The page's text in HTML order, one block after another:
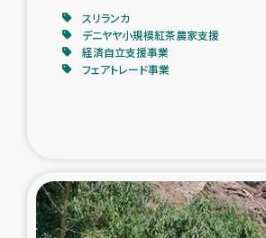
レバノンでのシリア難民への教
レバノンでのシリア難民・レバノン
石巻市街地在宅被災者
スリランカ
デニヤヤ小規模紅茶農家支援
経済自立支援事業
フェアトレード事業